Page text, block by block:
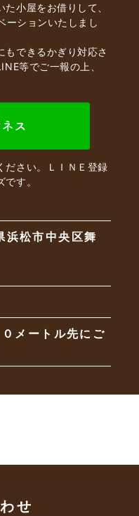
小屋をお借りして、
ーションいたしまし
もできるかぎり対応さ
等でご一報の上、
ださい。ＬＩＮＥ登録
す。
松市中央区舞
メートル先にご
せ